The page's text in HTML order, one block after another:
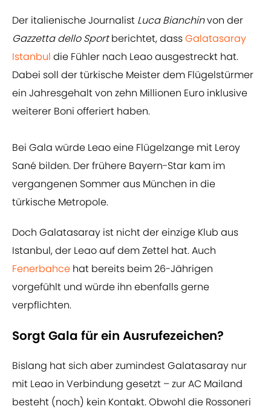
Der italienische Journalist Luca Bianchinvon der
Gazzetta dello Sportberichtet, dassGalatasaray
Istanbul die Fühler nach Leao ausgestreckt hat.
Dabei soll der türkische Meister dem Flügelstürmer
ein Jahresgehalt von zehn Millionen Euro inklusive
weiterer Boni offeriert haben.
Bei Gala würde Leao eine Flügelzange mit Leroy
Sané bilden. Der frühere Bayern-Star kam im
vergangenen Sommer aus München in die
türkische Metropole.
Doch Galatasaray ist nicht der einzige Klub aus
Istanbul, der Leao auf dem Zettel hat. Auch
Fenerbahce hat bereits beim 26-Jährigen
vorgefühlt und würde ihn ebenfalls gerne
verpflichten.
Sorgt Gala für ein Ausrufezeichen?
Bislang hat sich aber zumindest Galatasaray nur
mit Leao in Verbindung gesetzt – zur AC Mailand
besteht (noch) kein Kontakt. Obwohl die Rossoneri